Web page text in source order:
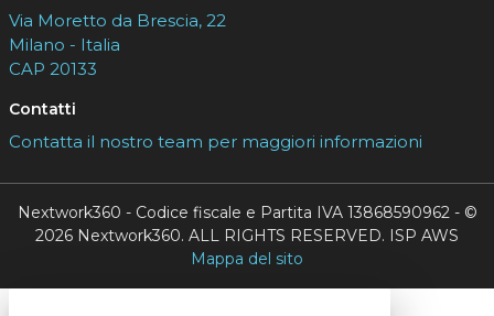
Via Moretto da Brescia, 22
Milano - Italia
CAP 20133
Contatti
Contatta il nostro team per maggiori informazioni
Nextwork360 - Codice fiscale e Partita IVA 13868590962 - ©
2026 Nextwork360. ALL RIGHTS RESERVED. ISP AWS
Mappa del sito